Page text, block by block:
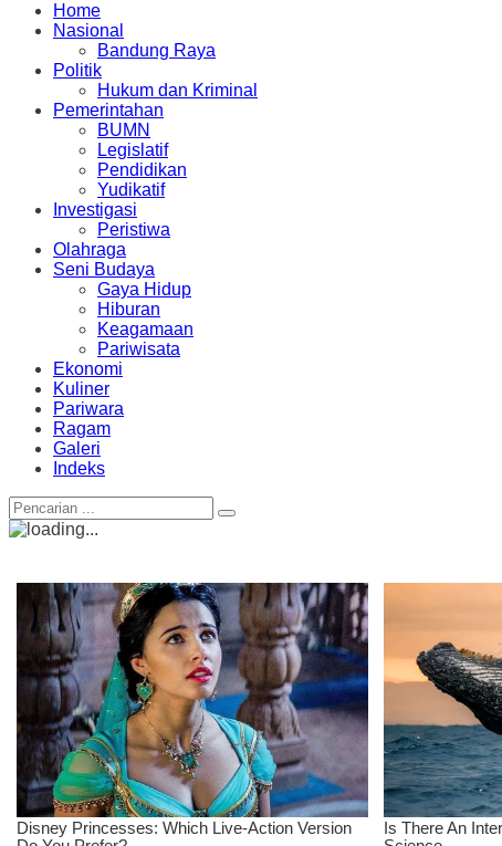
Home
Nasional
Bandung Raya
Politik
Hukum dan Kriminal
Pemerintahan
BUMN
Legislatif
Pendidikan
Yudikatif
Investigasi
Peristiwa
Olahraga
Seni Budaya
Gaya Hidup
Hiburan
Keagamaan
Pariwisata
Ekonomi
Kuliner
Pariwara
Ragam
Galeri
Indeks